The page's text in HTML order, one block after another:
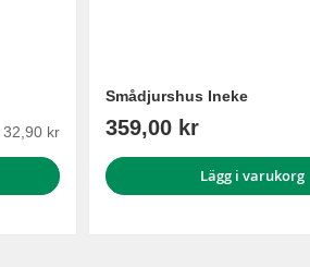
32,90 kr
Smådjurshus Ineke
359,00 kr
Lägg i varukorg